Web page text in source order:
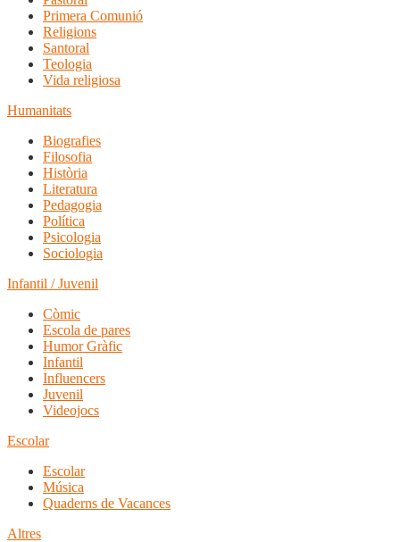
Primera Comunió
Religions
Santoral
Teologia
Vida religiosa
Humanitats
Biografies
Filosofia
Història
Literatura
Pedagogia
Política
Psicologia
Sociologia
Infantil / Juvenil
Còmic
Escola de pares
Humor Gràfic
Infantil
Influencers
Juvenil
Videojocs
Escolar
Escolar
Música
Quaderns de Vacances
Altres